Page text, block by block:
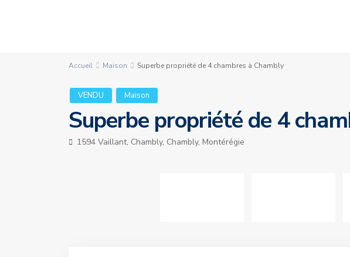
Accueil Maison Superbe propriété de 4 chambres à Chambly
VENDU Maison
Superbe propriété de 4
1594 Vaillant, Chambly, Chambly, Montérégie